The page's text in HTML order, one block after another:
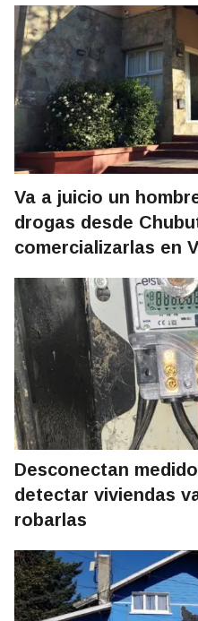
Va a juicio un
drogas desde
comercializarlas en
Desconectan
detectar viviendas
robarlas